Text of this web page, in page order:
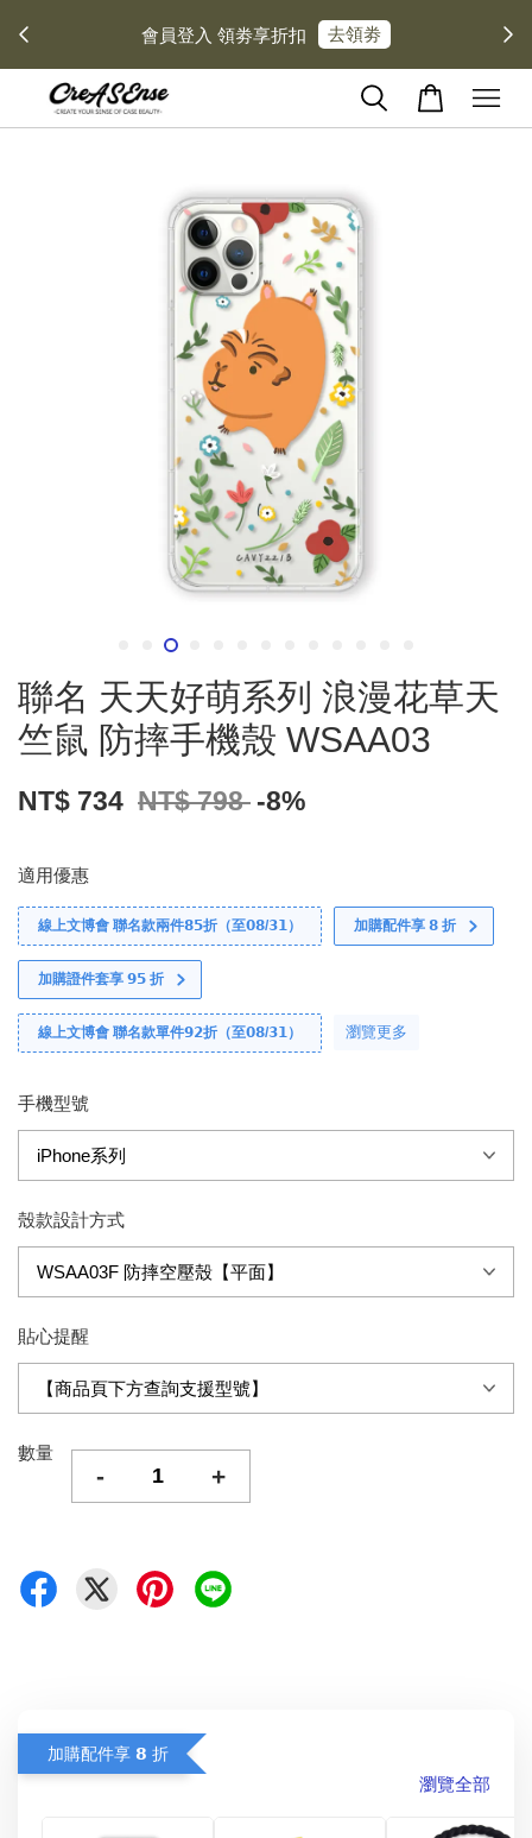
會員登入 領劵享折扣 去領劵
聯名 天天好萌系列 浪漫花草天
竺鼠 防摔手機殼 WSAA03
NT$ 734 NT$ 798 -8%
適用優惠
線上文博會 聯名款兩件𝟴𝟱折（至𝟬𝟴/𝟯𝟭） 加購配件享 𝟴 折
加購證件套享 𝟵𝟱 折
線上文博會 聯名款單件𝟵𝟮折（至𝟬𝟴/𝟯𝟭） 瀏覽更多
手機型號
殼款設計方式
貼心提醒
數量
- +
加購配件享 𝟴 折
瀏覽全部